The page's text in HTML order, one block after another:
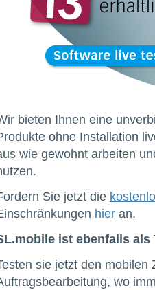
bieten Ihnen eine
ohne Installation
wie gewohnt arbeiten
Sie jetzt die
hier an.
ist ebenfalls
sie jetzt den mobilen
wo